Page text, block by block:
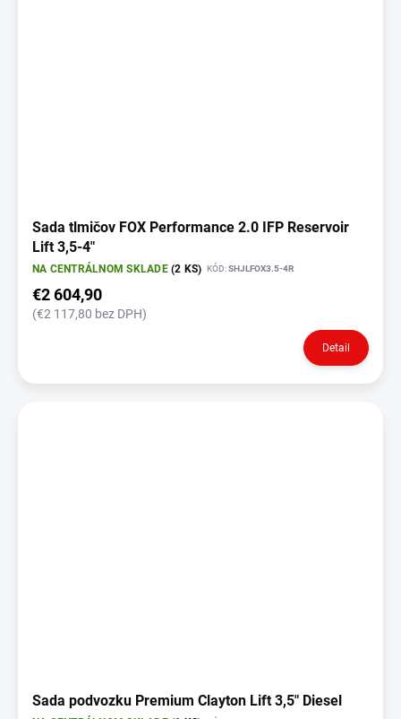
Sada tlmičov FOX Performance 2.0 IFP Reservoir
Lift 3,5-4"
NA CENTRÁLNOM SKLADE(2 KS) KÓD:SHJLFOX3.5-4R
€2 604,90
(€2 117,80 bez DPH)
Detail
Sada podvozku Premium Clayton Lift 3,5" Diesel